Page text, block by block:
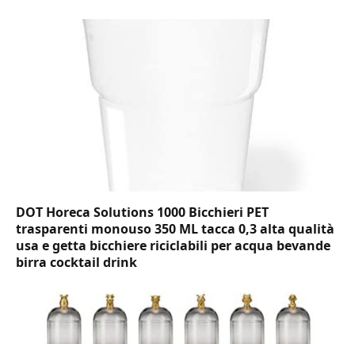
DOT Horeca Solutions 1000 Bicchieri PET
trasparenti monouso 350 ML tacca 0,3 alta qualità
usa e getta bicchiere riciclabili per acqua bevande
birra cocktail drink